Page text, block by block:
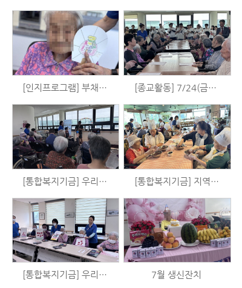
[인지프로그램] 부채꾸미기 활동 (7/24) [종교활동] 7/24(금) 예배 (안산 동산교회 청년회)
[통합복지기금] 우리는 시니어 예술가 시즌3 - 음악활동 (7/23) [통합복지기금] 지역사회와 함께하는 블루베리 수확 및 블루베리청 만들기 체험
[통합복지기금] 우리는 시니어 예술가 시즌3 - 미술활동 (7/21) 7월 생신잔치